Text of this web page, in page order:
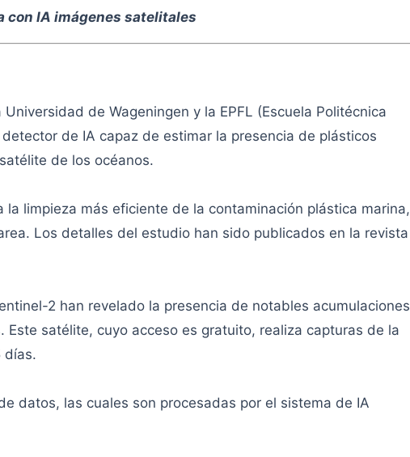
con IA imágenes satelitales
de Wageningen y la EPFL (Escuela Politécnica
de IA capaz de estimar la presencia de plásticos
de los océanos.
limpieza más eficiente de la contaminación plástica marina,
Los detalles del estudio han sido publicados en la revista
2 han revelado la presencia de notables acumulaciones
Este satélite, cuyo acceso es gratuito, realiza capturas de la
días.
datos, las cuales son procesadas por el sistema de IA